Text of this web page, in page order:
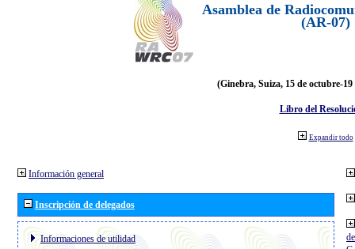
Asamblea de
(AR-07)
(Ginebra, Suiza, 15 de octubre-19
Libro del
Expandir todo
Información general
Inscripción de delegados
Informaciones de utilidad